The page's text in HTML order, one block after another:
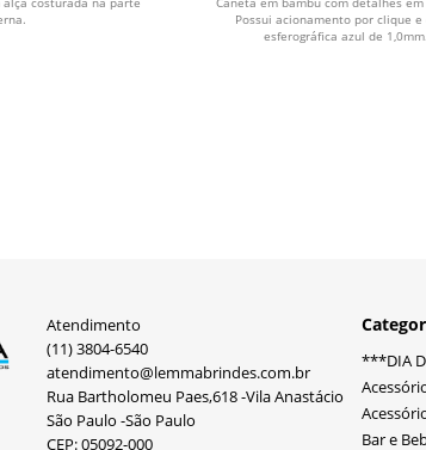
Possui acionamento por clique e
esferográfica azul de 1,0mm.
Atendimento
(11) 3804-6540
atendimento@lemmabrindes.com.br
Rua Bartholomeu Paes,618 -Vila Anastácio
São Paulo -São Paulo
CEP: 05092-000
***DIA
Bar e